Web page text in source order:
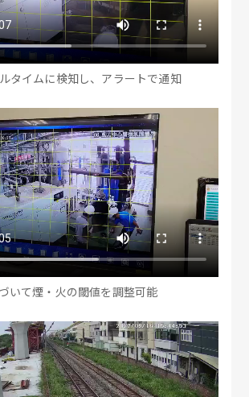
タイムに検知し、アラートで通知
いて煙・火の閾値を調整可能